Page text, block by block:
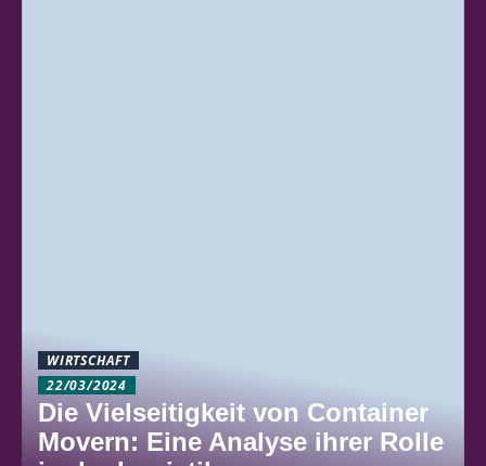
WIRTSCHAFT
22/03/2024
Die Vielseitigkeit von Container
Movern: Eine Analyse ihrer Rolle